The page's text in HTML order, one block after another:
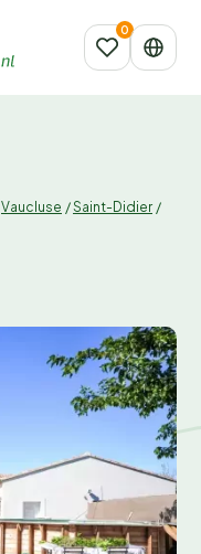
Vaucluse /Saint-Didier /